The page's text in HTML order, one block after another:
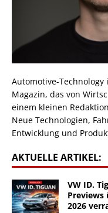
Automotive-
Magazin, das von
einem kleinen
Neue Technologien,
Entwicklung und
AKTUELLE ARTIKEL:
VW ID.
Previews
2026